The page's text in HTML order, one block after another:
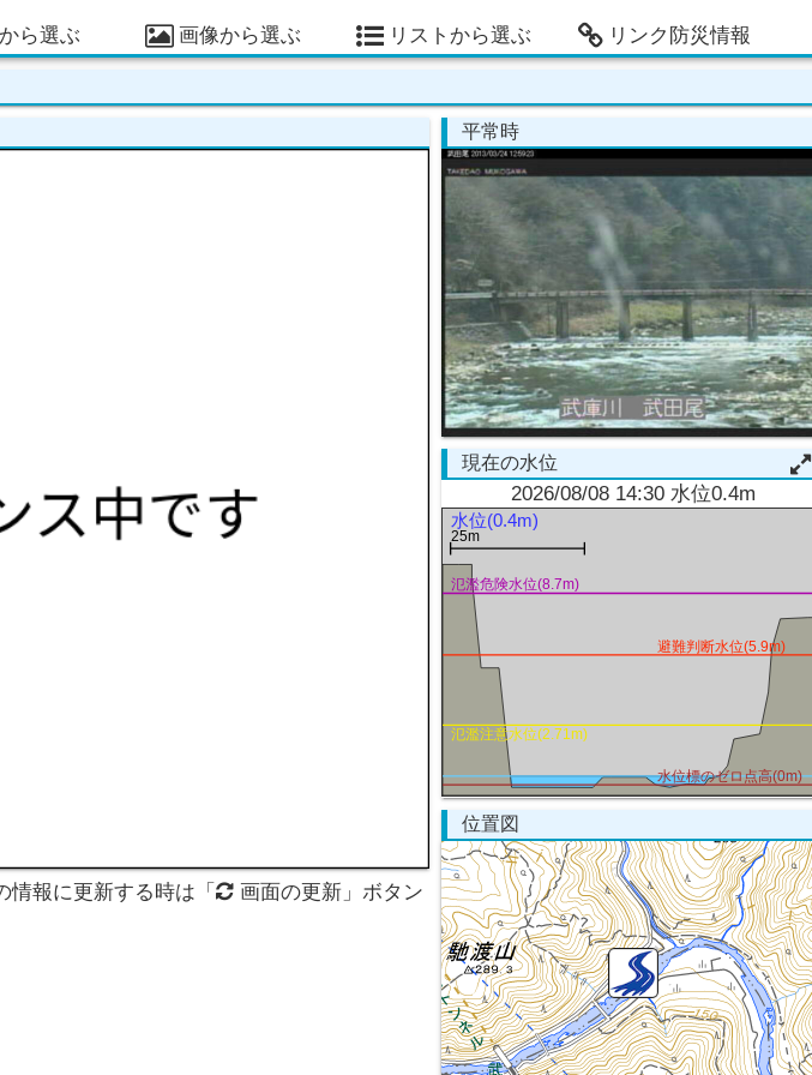
ら選ぶ 画像から選ぶ リストから選ぶ リンク防災情報
報に更新する時は「
画面の更新」ボタン
平常時
現在の水位
2026/08/08 14:30 水位0.4m
水位(0.4m)
氾濫注意水位(2.71m)
避難判断水位(5.9m)
氾濫危険水位(8.7m)
水位標のゼロ点高(0m)
25m
位置図